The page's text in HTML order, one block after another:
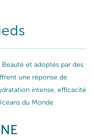
et adoptés par des
une réponse de
intense, efficacité
du Monde